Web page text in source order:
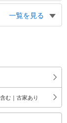
の散歩道、ＮＴＴ東
タクシーのりば
ク浦和・就業支援
一覧を見る
む｜古家あり